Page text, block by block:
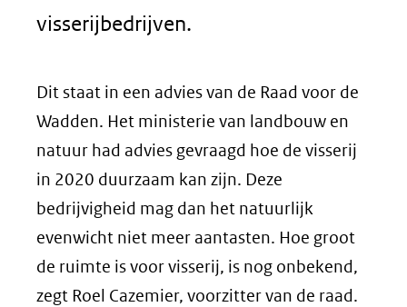
visserijbedrijven.
Dit staat in een advies van de Raad voor de
Wadden. Het ministerie van landbouw en
natuur had advies gevraagd hoe de visserij
in 2020 duurzaam kan zijn. Deze
bedrijvigheid mag dan het natuurlijk
evenwicht niet meer aantasten. Hoe groot
de ruimte is voor visserij, is nog onbekend,
zegt Roel Cazemier, voorzitter van de raad.